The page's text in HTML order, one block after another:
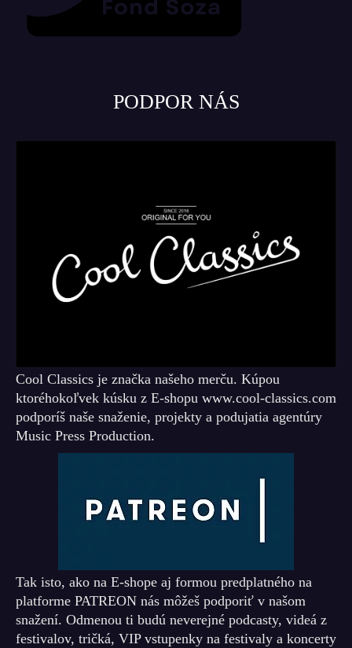
PODPOR NÁS
Cool Classics je značka našeho merču. Kúpou
ktoréhokoľvek kúsku z E-shopu www.cool-classics.com
podporíš naše snaženie, projekty a podujatia agentúry
Music Press Production.
Tak isto, ako na E-shope aj formou predplatného na
platforme PATREON nás môžeš podporiť v našom
snažení. Odmenou ti budú neverejné podcasty, videá z
festivalov, tričká, VIP vstupenky na festivaly a koncerty